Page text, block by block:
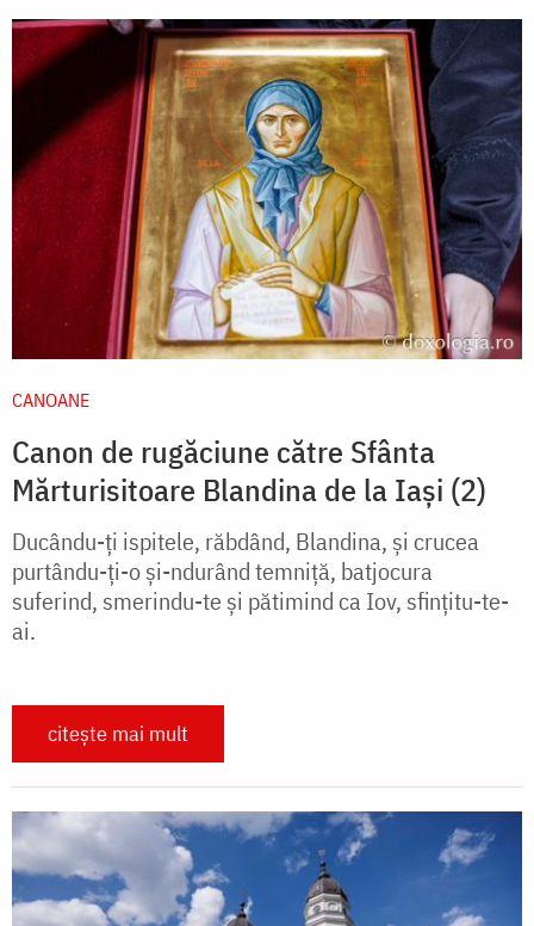
CANOANE
Canon de rugăciune către Sfânta
Mărturisitoare Blandina de la Iași (2)
Ducându-ți ispitele, răbdând, Blandina, și crucea
purtându-ți-o și-ndurând temniță, batjocura
suferind, smerindu-te și pătimind ca Iov, sfințitu-te-
ai.
citește mai mult